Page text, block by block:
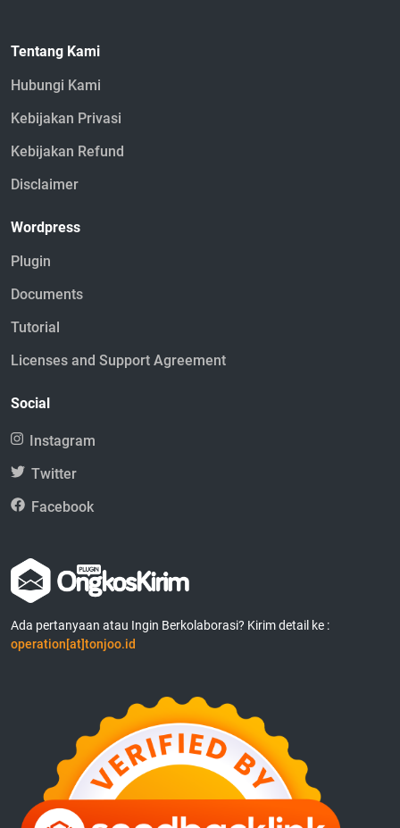
Tentang Kami
Hubungi Kami
Kebijakan Privasi
Kebijakan Refund
Disclaimer
Wordpress
Plugin
Documents
Tutorial
Licenses and Support Agreement
Social
Instagram
Twitter
Facebook
Ada pertanyaan atau Ingin Berkolaborasi? Kirim detail ke :
operation[at]tonjoo.id